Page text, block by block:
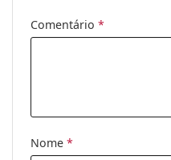
Uso:
Moda
Comentário *
Nome *